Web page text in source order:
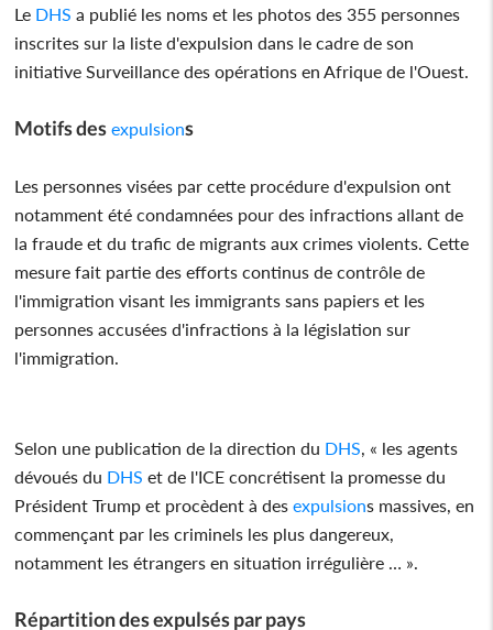
Le DHS a publié les noms et les photos des 355 personnes
inscrites sur la liste d'expulsion dans le cadre de son
initiative Surveillance des opérations en Afrique de l'Ouest.
Motifs des expulsions
Les personnes visées par cette procédure d'expulsion ont
notamment été condamnées pour des infractions allant de
la fraude et du trafic de migrants aux crimes violents. Cette
mesure fait partie des efforts continus de contrôle de
l'immigration visant les immigrants sans papiers et les
personnes accusées d'infractions à la législation sur
l'immigration.
Selon une publication de la direction du DHS , « les agents
dévoués du DHS et de l'ICE concrétisent la promesse du
Président Trump et procèdent à des expulsions massives, en
commençant par les criminels les plus dangereux,
notamment les étrangers en situation irrégulière … ».
Répartition des expulsés par pays